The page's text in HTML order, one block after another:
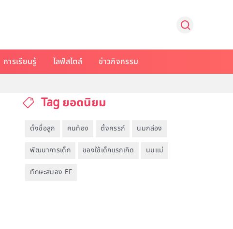
การเรียนรู้ ไลฟ์สไตล์ ข่าวกิจกรรม
Tag ยอดนิยม
ตั้งชื่อลูก คนท้อง ตั้งครรภ์ นมกล่อง
พัฒนาการเด็ก ของใช้เด็กแรกเกิด นมแม่
ทักษะสมอง EF